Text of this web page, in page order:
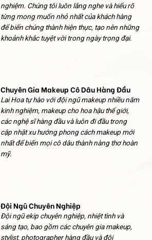
nghiệm. Chúng tôi luôn lắng nghe và hiểu rõ
từng mong muốn nhỏ nhất của khách hàng
để biến chúng thành hiện thực, tạo nên những
khoảnh khắc tuyệt vời trong ngày trọng đại.
Chuyên Gia Makeup Cô Dâu Hàng Đầu
Lai Hoa tự hào với đội ngũ makeup nhiều năm
kinh nghiệm, makeup cho hoa hậu thế giới,
các nghệ sĩ hàng đầu và luôn đi đầu trong
cập nhật xu hướng phong cách makeup mới
nhất để biến mọi cô dâu thành nàng thơ hoàn
mỹ.
Đội Ngũ Chuyên Nghiệp
Đội ngũ ekip chuyên nghiệp, nhiệt tình và
sáng tạo, bao gồm các chuyên gia makeup,
stylist, photographer hàng đầu và đội